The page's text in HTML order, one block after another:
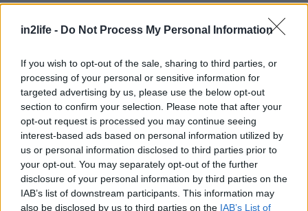
in2life - Do Not Process My Personal Information
If you wish to opt-out of the sale, sharing to third parties, or
processing of your personal or sensitive information for
targeted advertising by us, please use the below opt-out
section to confirm your selection. Please note that after your
opt-out request is processed you may continue seeing
interest-based ads based on personal information utilized by
us or personal information disclosed to third parties prior to
your opt-out. You may separately opt-out of the further
disclosure of your personal information by third parties on the
IAB’s list of downstream participants. This information may
also be disclosed by us to third parties on the IAB’s List of
Τop-10 παραλίες Κυκλάδων
παραλίες
Αναζήτηση
για...